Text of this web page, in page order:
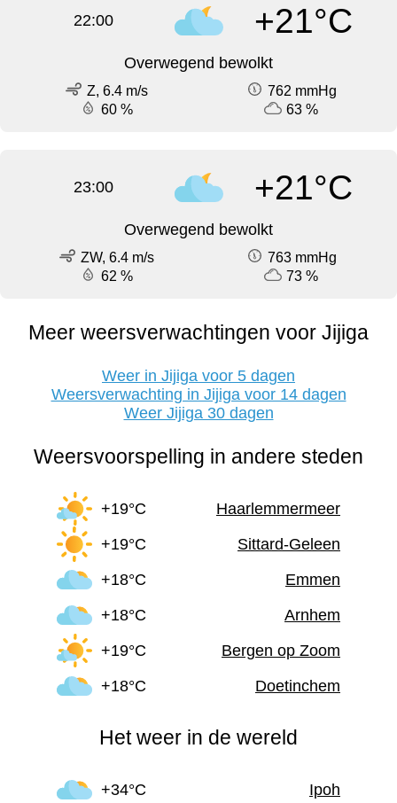
22:00 +21°C
Overwegend bewolkt
Z, 6.4 m/s
762 mmHg
60 %
63 %
23:00 +21°C
Overwegend bewolkt
ZW, 6.4 m/s
763 mmHg
62 %
73 %
Meer weersverwachtingen voor Jijiga
Weer in Jijiga voor 5 dagen
Weersverwachting in Jijiga voor 14 dagen
Weer Jijiga 30 dagen
Weersvoorspelling in andere steden
+19°C
Haarlemmermeer
+19°C
Sittard-Geleen
+18°C
Emmen
+18°C
Arnhem
+19°C
Bergen op Zoom
+18°C
Doetinchem
Het weer in de wereld
+34°C Ipoh